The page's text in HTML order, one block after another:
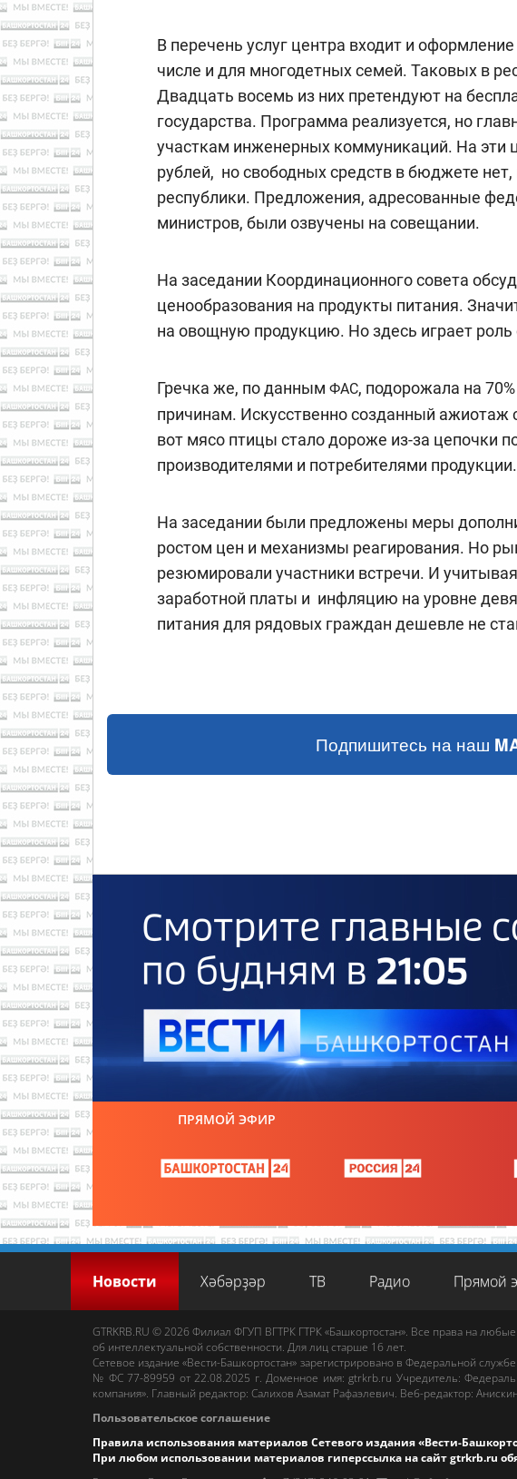
В перечень услуг центра входит и
числе и для многодетных семей. Таковых в
Двадцать восемь из них претендуют на
государства. Программа реализуется, но
участкам инженерных коммуникаций. На
рублей, но свободных средств в бюджете нет,
республики. Предложения, адресованные
министров, были озвучены на совещании.
На заседании Координационного совета
ценообразования на продукты питания.
на овощную продукцию. Но здесь играет
Гречка же, по данным ФАС, подорожала на
причинам. Искусственно созданный ажиотаж
вот мясо птицы стало дороже из-за цепочки
производителями и потребителями продукции.
На заседании были предложены меры
ростом цен и механизмы реагирования. Но
резюмировали участники встречи. И
заработной платы и инфляцию на уровне
питания для рядовых граждан дешевле не
Подпишитесь на наш
ПРЯМОЙ ЭФИР
Новости Хәбәрҙәр ТВ Радио Прямой
GTRKRB.RU © 2026 Филиал ФГУП ВГТРК ГТРК «Башкортостан». Все права на
об интеллектуальной собственности. Для лиц старше 16 лет.
Сетевое издание «Вести-Башкортостан» зарегистрировано в Федеральной
№ ФС 77-89959 от 22.08.2025 г. Доменное имя:gtrkrb.ru Учредитель:
компания». Главный редактор: Салихов Азамат Рафаэлевич. Веб-редактор:
Пользовательское соглашение
Правила использования материалов Сетевого издания «Вести-
При любом использовании материалов гиперссылка на сайтgtrkrb.ru